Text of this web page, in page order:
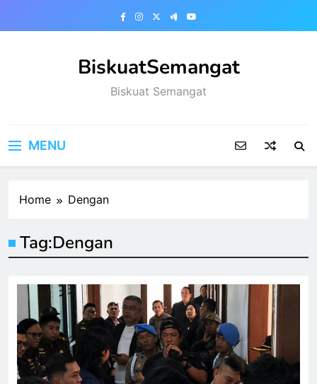
BiskuatSemangat
Biskuat Semangat
MENU
Home Dengan
Tag:Dengan